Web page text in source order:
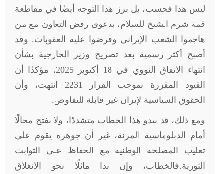
ليس هذا فحسب، بل برز هذا التوجه أيضًا في مقاطعة
قمة شرم الشيخ للسلام، بدعوى رفض التعاون مع من
هاجموا الشعب الإيراني وفرضوا عليه العقوبات. وقد
أصبح أكثر رسمية بعد تصريح وزير الخارجية بشأن
انتهاء الاتفاق النووي في 18 أكتوبر 2025، مؤكدًا أن
القيود المقررة بموجب القرار 2231 انتهت، وأن
الحقوق السياسية لإيران غير قابلة للتفاوض.
ومع ذلك، قد يبدو هذا الخطاب متشددًا، ولا يفتح مجالًا
أمام الدبلوماسية المرنة، غير أن جوهره يقوم على
تغليب المصلحة الوطنية مع الحفاظ على الثوابت
الثورية.فالخطاب، وإن بدا مائلًا نحو الانغلاق